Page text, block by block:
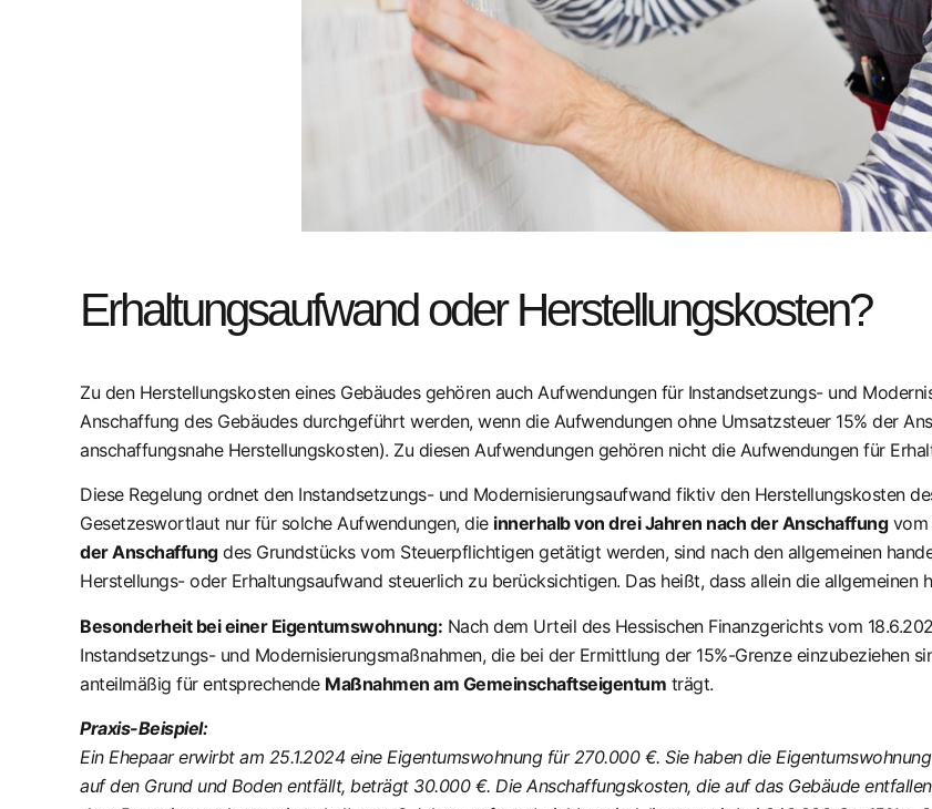
Erhaltungsaufwand oder Herstellungskosten?
Zu den Herstellungskosten eines Gebäudes gehören auch Aufwendungen für Instandsetzungs- und
Anschaffung des Gebäudes durchgeführt werden, wenn die Aufwendungen ohne Umsatzsteuer 15% der
anschaffungsnahe Herstellungskosten). Zu diesen Aufwendungen gehören nicht die Aufwendungen für
Diese Regelung ordnet den Instandsetzungs- und Modernisierungsaufwand fiktiv den Herstellungskosten
Gesetzeswortlaut nur für solche Aufwendungen, die innerhalb von drei Jahren nach der Anschaffungvom
der Anschaffungdes Grundstücks vom Steuerpflichtigen getätigt werden, sind nach den allgemeinen
Herstellungs- oder Erhaltungsaufwand steuerlich zu berücksichtigen. Das heißt, dass allein die
Besonderheit bei einer Eigentumswohnung: Nach dem Urteil des Hessischen Finanzgerichts vom
Instandsetzungs- und Modernisierungsmaßnahmen, die bei der Ermittlung der 15%-Grenze einzubeziehen
anteilmäßig für entsprechende Maßnahmen am Gemeinschaftseigentum trägt.
Praxis-Beispiel:
Ein Ehepaar erwirbt am 25.1.2024 eine Eigentumswohnung für 270.000 €. Sie haben die
auf den Grund und Boden entfällt, beträgt 30.000 €. Die Anschaffungskosten, die auf das Gebäude